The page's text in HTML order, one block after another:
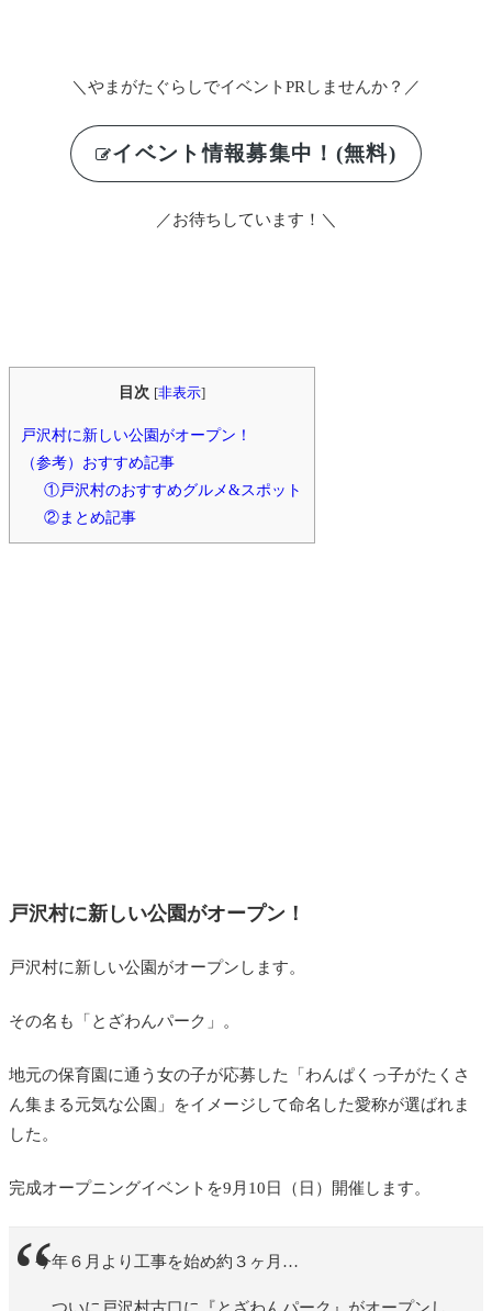
＼やまがたぐらしでイベントPRしませんか？／
イベント情報募集中！(無料)
／お待ちしています！＼
目次 [非表示]
戸沢村に新しい公園がオープン！
（参考）おすすめ記事
①戸沢村のおすすめグルメ&スポット
②まとめ記事
戸沢村に新しい公園がオープン！
戸沢村に新しい公園がオープンします。
その名も「とざわんパーク」。
地元の保育園に通う女の子が応募した「わんぱくっ子がたくさ
ん集まる元気な公園」をイメージして命名した愛称が選ばれま
した。
完成オープニングイベントを9月10日（日）開催します。
今年６月より工事を始め約３ヶ月…